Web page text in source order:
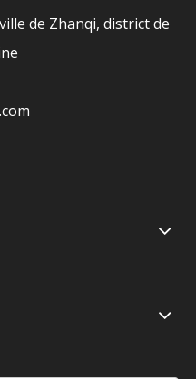
de Zhanqi, district de